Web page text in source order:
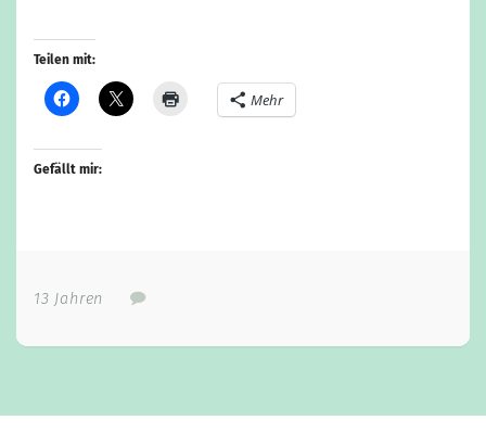
Teilen mit:
Mehr
Gefällt mir:
13 Jahren